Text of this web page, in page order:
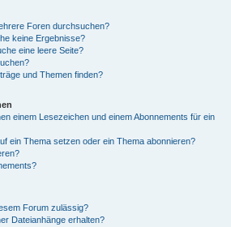
Foren durchsuchen?
keine Ergebnisse?
eine leere Seite?
und Themen finden?
einem Lesezeichen und einem Abonnements für ein
ein Thema setzen oder ein Thema abonnieren?
Forum zulässig?
Dateianhänge erhalten?